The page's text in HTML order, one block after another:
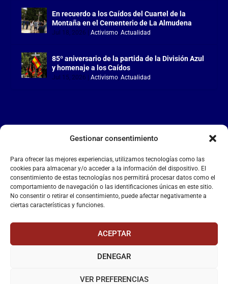
Gestionar consentimiento
Para ofrecer las mejores experiencias, utilizamos tecnologías como las
cookies para almacenar y/o acceder a la información del dispositivo. El
consentimiento de estas tecnologías nos permitirá procesar datos como el
comportamiento de navegación o las identificaciones únicas en este sitio.
No consentir o retirar el consentimiento, puede afectar negativamente a
ciertas características y funciones.
ACEPTAR
DENEGAR
VER PREFERENCIAS
En recuerdo a los Caídos del Cuartel de la
Montaña en el Cementerio de La Almudena
Jul 18, 2026 |Activismo,Actualidad
85º aniversario de la partida de la División Azul
y homenaje a los Caídos
Jul 15, 2026 |Activismo,Actualidad
LA FALANGE
Reproductor
de
vídeo